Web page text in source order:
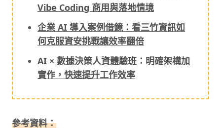
Vibe Coding 商用與落地情境
企業 AI 導入案例借鏡：看三竹資訊如
何克服資安挑戰讓效率翻倍
AI × 數據決策人資體驗班：明確架構加
實作，快速提升工作效率
參考資料：